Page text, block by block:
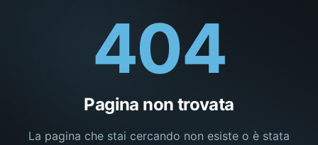
404
Pagina non trovata
La pagina che stai cercando non esiste o è stata